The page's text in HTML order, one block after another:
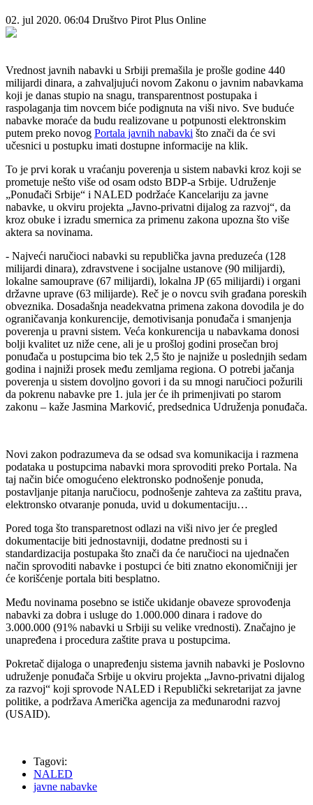
02. jul 2020. 06:04 Društvo Pirot Plus Online
Vrednost javnih nabavki u Srbiji premašila je prošle godine 440
milijardi dinara, a zahvaljujući novom Zakonu o javnim nabavkama
koji je danas stupio na snagu, transparentnost postupaka i
raspolaganja tim novcem biće podignuta na viši nivo. Sve buduće
nabavke moraće da budu realizovane u potpunosti elektronskim
putem preko novog Portala javnih nabavki što znači da će svi
učesnici u postupku imati dostupne informacije na klik.
To je prvi korak u vraćanju poverenja u sistem nabavki kroz koji se
prometuje nešto više od osam odsto BDP-a Srbije. Udruženje
„Ponuđači Srbije“ i NALED podržaće Kancelariju za javne
nabavke, u okviru projekta „Javno-privatni dijalog za razvoj“, da
kroz obuke i izradu smernica za primenu zakona upozna što više
aktera sa novinama.
- Najveći naručioci nabavki su republička javna preduzeća (128
milijardi dinara), zdravstvene i socijalne ustanove (90 milijardi),
lokalne samouprave (67 milijardi), lokalna JP (65 milijardi) i organi
državne uprave (63 milijarde). Reč je o novcu svih građana poreskih
obveznika. Dosadašnja neadekvatna primena zakona dovodila je do
ograničavanja konkurencije, demotivisanja ponuđača i smanjenja
poverenja u pravni sistem. Veća konkurencija u nabavkama donosi
bolji kvalitet uz niže cene, ali je u prošloj godini prosečan broj
ponuđača u postupcima bio tek 2,5 što je najniže u poslednjih sedam
godina i najniži prosek među zemljama regiona. O potrebi jačanja
poverenja u sistem dovoljno govori i da su mnogi naručioci požurili
da pokrenu nabavke pre 1. jula jer će ih primenjivati po starom
zakonu – kaže Jasmina Marković, predsednica Udruženja ponuđača.
Novi zakon podrazumeva da se odsad sva komunikacija i razmena
podataka u postupcima nabavki mora sprovoditi preko Portala. Na
taj način biće omogućeno elektronsko podnošenje ponuda,
postavljanje pitanja naručiocu, podnošenje zahteva za zaštitu prava,
elektronsko otvaranje ponuda, uvid u dokumentaciju…
Pored toga što transparetnost odlazi na viši nivo jer će pregled
dokumentacije biti jednostavniji, dodatne prednosti su i
standardizacija postupaka što znači da će naručioci na ujednačen
način sprovoditi nabavke i postupci će biti znatno ekonomičniji jer
će korišćenje portala biti besplatno.
Među novinama posebno se ističe ukidanje obaveze sprovođenja
nabavki za dobra i usluge do 1.000.000 dinara i radove do
3.000.000 (91% nabavki u Srbiji su velike vrednosti). Značajno je
unapređena i procedura zaštite prava u postupcima.
Pokretač dijaloga o unapređenju sistema javnih nabavki je Poslovno
udruženje ponuđača Srbije u okviru projekta „Javno-privatni dijalog
za razvoj“ koji sprovode NALED i Republički sekretarijat za javne
politike, a podržava Američka agencija za međunarodni razvoj
(USAID).
Tagovi:
NALED
javne nabavke